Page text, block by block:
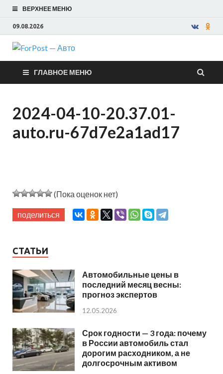
ВЕРХНЕЕ МЕНЮ
09.08.2026
ForPost —
Авто
ГЛАВНОЕ МЕНЮ
2024-04-10-20.37.01-
auto.ru-67d7e2a1ad17
(Пока оценок нет)
поделиться
СТАТЬИ
Автомобильные цены в
последний месяц весны:
прогноз экспертов
12.05.2026
Срок годности — 3 года: почему
в России автомобиль стал
дорогим расходником, а не
долгосрочным активом